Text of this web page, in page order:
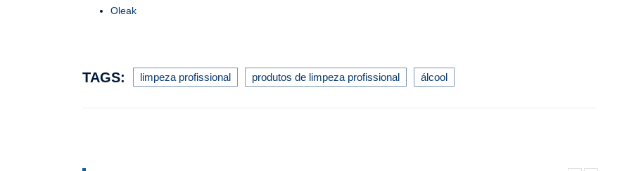
Oleak
TAGS: limpeza profissional produtos de limpeza profissional álcool